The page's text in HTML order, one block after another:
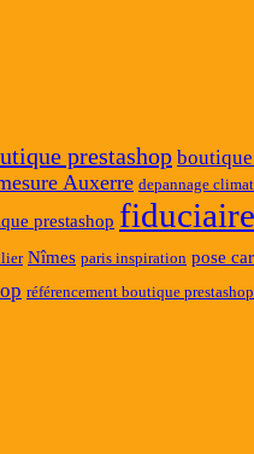
prestashop
Auxerre depannage
prestashop
Nîmes paris inspiration pose
référencement boutique prestashop